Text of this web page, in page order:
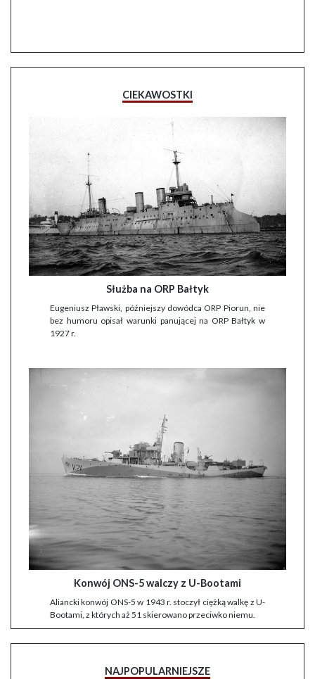
CIEKAWOSTKI
Służba na ORP Bałtyk
Eugeniusz Pławski, późniejszy dowódca ORP Piorun, nie
bez humoru opisał warunki panującej na ORP Bałtyk w
1927 r.
Konwój ONS-5 walczy z U-Bootami
Aliancki konwój ONS-5 w 1943 r. stoczył ciężką walkę z U-
Bootami, z których aż 51 skierowano przeciwko niemu.
NAJPOPULARNIEJSZE